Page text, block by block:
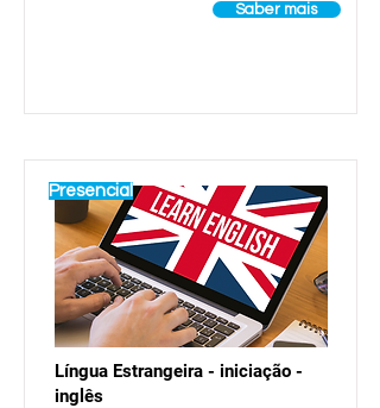
Saber mais
Presencial
Língua Estrangeira - iniciação -
inglês